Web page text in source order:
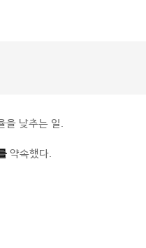
을 낮추는 일.
약속했다.